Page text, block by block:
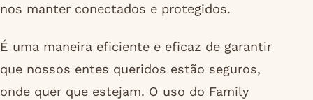
nos manter conectados e protegidos.
É uma maneira eficiente e eficaz de garantir
que nossos entes queridos estão seguros,
onde quer que estejam. O uso do Family